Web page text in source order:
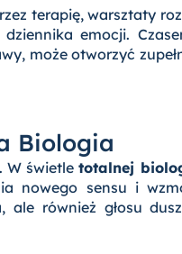
terapię, warsztaty
emocji.
może otworzyć
Biologia
W świetletotalnej
nowego sensu i
ale również głosu